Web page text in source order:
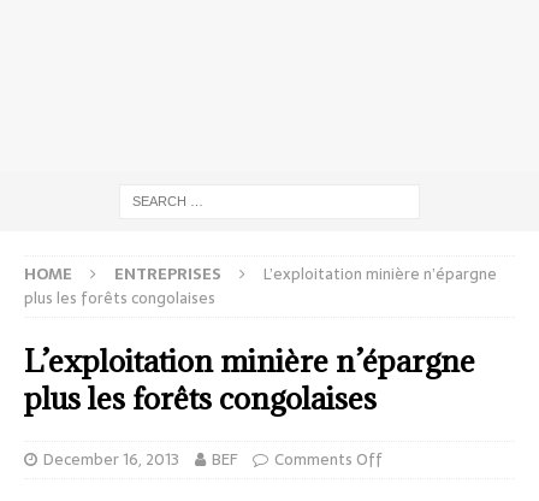
HOME ENTREPRISES
L’exploitation minière n’épargne
plus les forêts congolaises
L’exploitation minière n’épargne
plus les forêts congolaises
December 16, 2013 BEF Comments Off